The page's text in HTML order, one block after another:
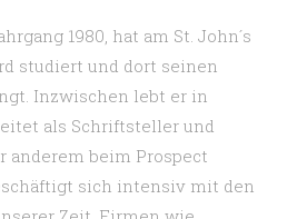
1980, hat am St. John´s
studiert und dort seinen
Inzwischen lebt er in
als Schriftsteller und
anderem beim Prospect
sich intensiv mit den